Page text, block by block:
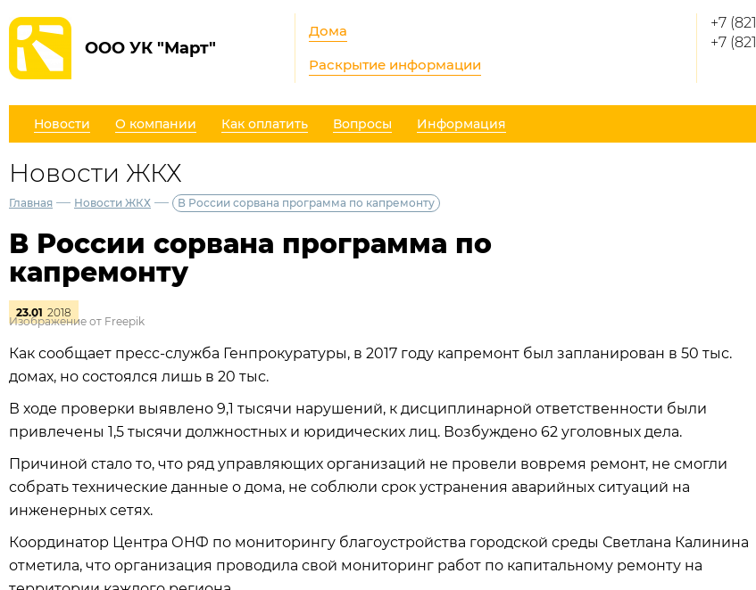
ООО УК "Март"
Дома
Раскрытие информации
+7
+7
Новости О компании Как оплатить Вопросы Информация
Новости ЖКХ
Главная — Новости ЖКХ — В России сорвана программа по капремонту
В России сорвана программа по
капремонту
23.01 2018
Изображение от Freepik
Как сообщает пресс-служба Генпрокуратуры, в 2017 году капремонт был запланирован в 50 тыс.
домах, но состоялся лишь в 20 тыс.
В ходе проверки выявлено 9,1 тысячи нарушений, к дисциплинарной ответственности были
привлечены 1,5 тысячи должностных и юридических лиц. Возбуждено 62 уголовных дела.
Причиной стало то, что ряд управляющих организаций не провели вовремя ремонт, не смогли
собрать технические данные о дома, не соблюли срок устранения аварийных ситуаций на
инженерных сетях.
Координатор Центра ОНФ по мониторингу благоустройства городской среды Светлана Калинина
отметила, что организация проводила свой мониторинг работ по капитальному ремонту на